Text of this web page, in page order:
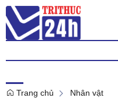
Trang chủ Nhân vật